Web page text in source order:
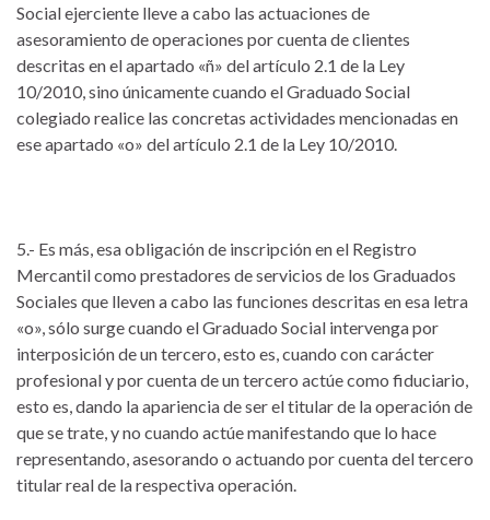
Social ejerciente lleve a cabo las actuaciones de
asesoramiento de operaciones por cuenta de clientes
descritas en el apartado «ñ» del artículo 2.1 de la Ley
10/2010, sino únicamente cuando el Graduado Social
colegiado realice las concretas actividades mencionadas en
ese apartado «o» del artículo 2.1 de la Ley 10/2010.
5.- Es más, esa obligación de inscripción en el Registro
Mercantil como prestadores de servicios de los Graduados
Sociales que lleven a cabo las funciones descritas en esa letra
«o», sólo surge cuando el Graduado Social intervenga por
interposición de un tercero, esto es, cuando con carácter
profesional y por cuenta de un tercero actúe como fiduciario,
esto es, dando la apariencia de ser el titular de la operación de
que se trate, y no cuando actúe manifestando que lo hace
representando, asesorando o actuando por cuenta del tercero
titular real de la respectiva operación.